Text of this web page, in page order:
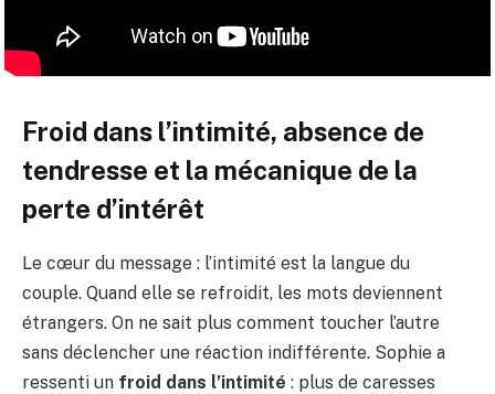
Froid dans l’intimité, absence de
tendresse et la mécanique de la
perte d’intérêt
Le cœur du message : l’intimité est la langue du
couple. Quand elle se refroidit, les mots deviennent
étrangers. On ne sait plus comment toucher l’autre
sans déclencher une réaction indifférente. Sophie a
ressenti un froid dans l’intimité : plus de caresses